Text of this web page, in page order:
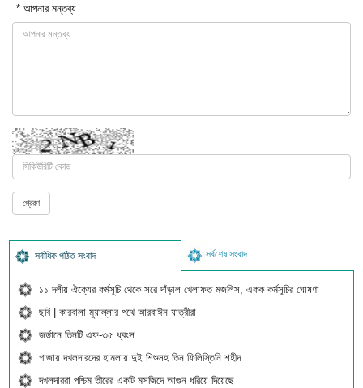
* আপনার মন্তব্য
সর্বাধিক পঠিত সংবাদ সর্বশেষ সংবাদ
১১ দলীয় ঐক্যের কর্মসূচি থেকে সরে দাঁড়াল খেলাফত মজলিস, একক কর্মসূচির ঘোষণা
ছবি | কারবালা মুয়াল্লার পথে আরবাঈন যাত্রীরা
জর্ডানে তিনটি এফ-৩৫ ধ্বংস
গাজায় দখলদারদের হামলায় দুই শিশুসহ তিন ফিলিস্তিনি শহীদ
দখলদাররা পশ্চিম তীরের একটি মসজিদে আগুন ধরিয়ে দিয়েছে